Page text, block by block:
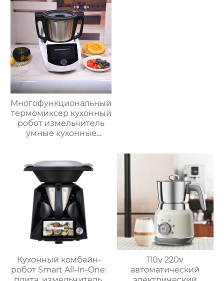
Многофункциональный
термомиксер кухонный
робот измельчитель
умные кухонные
для продажи с
мясорубкой и Wi-Fi
Кухонный комбайн-
робот Smart All-In-One:
110v 220v
автоматический